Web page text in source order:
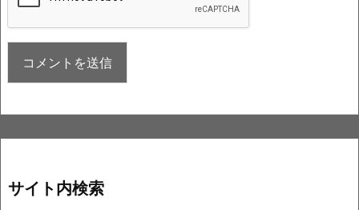
サイト内検索